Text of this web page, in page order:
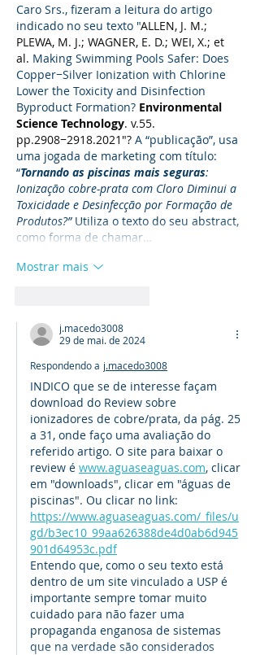
Caro Srs., fizeram a leitura do artigo
indicado no seu texto "ALLEN, J. M.;
PLEWA, M. J.; WAGNER, E. D.; WEI, X.; et
al. Making Swimming Pools Safer: Does
Copper−Silver Ionization with Chlorine
Lower the Toxicity and Disinfection
Byproduct Formation? Environmental
Science Technology. v.55.
pp.2908−2918.2021"? A “publicação”, usa
uma jogada de marketing com título:
“Tornando as piscinas mais seguras:
Ionização cobre-prata com Cloro Diminui a
Toxicidade e Desinfecção por Formação de
Produtos?” Utiliza o texto do seu abstract,
como forma de chamar…
Mostrar mais
j.macedo3008
29 de mai. de 2024
Respondendo a j.macedo3008
INDICO que se de interesse façam
download do Review sobre
ionizadores de cobre/prata, da pág. 25
a 31, onde faço uma avaliação do
referido artigo. O site para baixar o
review é www.aguaseaguas.com, clicar
em "downloads", clicar em "águas de
piscinas". Ou clicar no link:
https://www.aguaseaguas.com/_files/u
gd/b3ec10_99aa626388de4d0ab6d945
901d64953c.pdf
Entendo que, como o seu texto está
dentro de um site vinculado a USP é
importante sempre tomar muito
cuidado para não fazer uma
propaganda enganosa de sistemas
que na verdade são considerados